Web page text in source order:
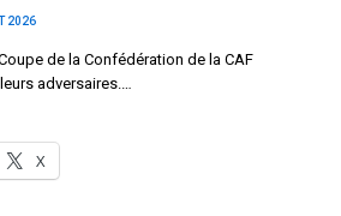
2026
de la Confédération de la CAF
adversaires.…
X